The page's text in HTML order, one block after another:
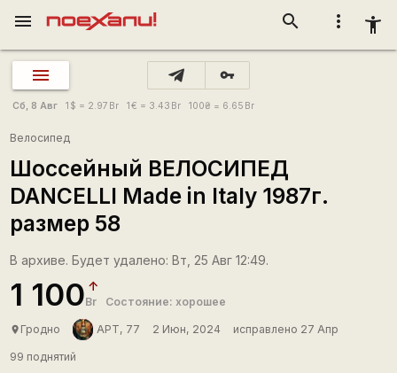
more_vert accessibility_new
search
menu
vpn_key
Сб, 8 Авг 1 $ = 2.97 Br 1€ = 3.43 Br 100₴ = 6.65 Br
Велосипед
Шоссейный ВЕЛОСИПЕД
DANCELLI Made in Italy 1987г.
размер 58
В архиве. Будет удалено: Вт, 25 Авг 12:49.
1 100Br Состояние: хорошее
place Гродно APT, 77 2 Июн, 2024 исправлено 27 Апр
99 поднятий